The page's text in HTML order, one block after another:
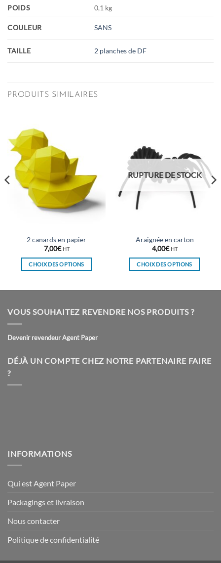
POIDS 0,1 kg
COULEUR SANS
TAILLE 2 planches de DF
PRODUITS SIMILAIRES
2 canards en papier
7,00€ HT
CHOIX DES OPTIONS
variations.
options
être
RUPTURE DE STOCK
Araignée en carton
4,00€ HT
CHOIX DES OPTIONS
variations.
être
VOUS SOUHAITEZ REVENDRE NOS PRODUITS ?
Devenir revendeur Agent Paper
DÉJÀ UN COMPTE CHEZ NOTRE PARTENAIRE FAIRE
?
INFORMATIONS
Qui est Agent Paper
Packagings et livraison
Nous contacter
Politique de confidentialité